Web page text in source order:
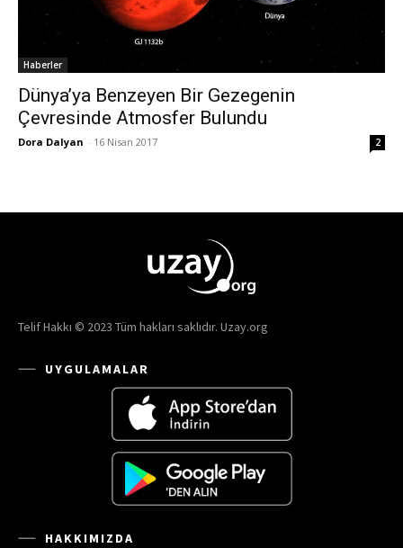
Haberler
Dünya’ya Benzeyen Bir Gezegenin
Çevresinde Atmosfer Bulundu
Dora Dalyan - 16 Nisan 2017 2
Telif Hakkı © 2023 Tüm hakları saklıdır. Uzay.org
UYGULAMALAR
HAKKIMIZDA